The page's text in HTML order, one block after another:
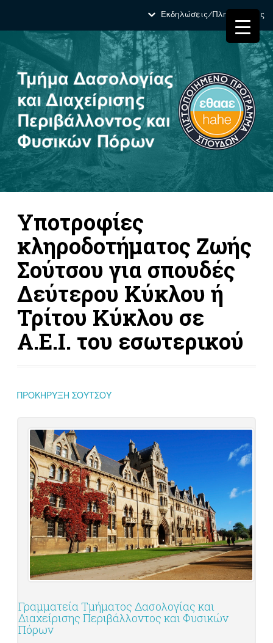
Εκδηλώσεις/Πληροφορίες
Υποτροφίες
κληροδοτήματος Ζωής
Σούτσου για σπουδές
Δεύτερου Κύκλου ή
Τρίτου Κύκλου σε
Α.Ε.Ι. του εσωτερικού
ΠΡΟΚΗΡΥΞΗ ΣΟΥΤΣΟΥ
Γραμματεία Τμήματος Δασολογίας και
Διαχείρισης Περιβάλλοντος και Φυσικών
Πόρων